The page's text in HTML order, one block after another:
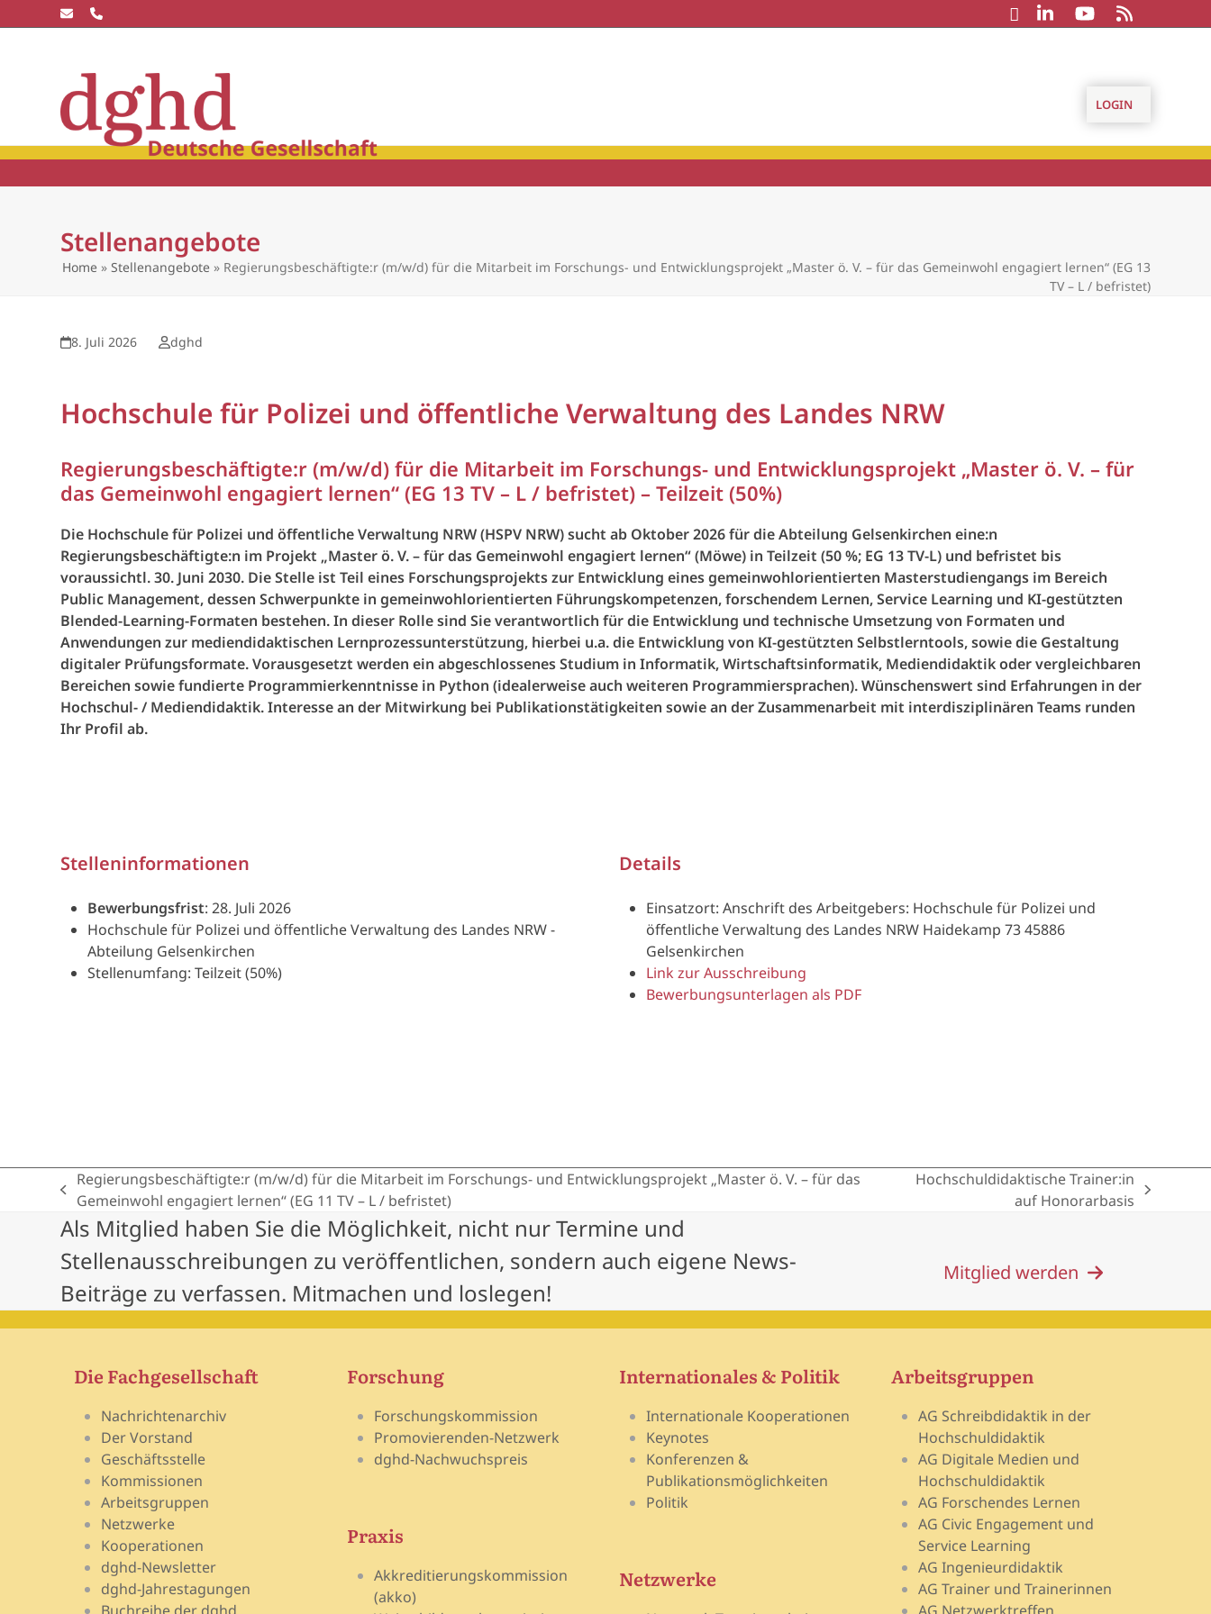
to
LOGIN
Stellenangebote
Home» Stellenangebote» Regierungsbeschäftigte:r (m/w/d) für die Mitarbeit im Forschungs- und Entwicklungsprojekt „Master ö. V. – für das Gemeinwohl engagiert lernen“ (EG 13
TV – L / befristet)
8. Juli 2026 dghd
Hochschule für Polizei und öffentliche Verwaltung des Landes NRW
Regierungsbeschäftigte:r (m/w/d) für die Mitarbeit im Forschungs- und Entwicklungsprojekt „Master ö. V. – für
das Gemeinwohl engagiert lernen“ (EG 13 TV – L / befristet) – Teilzeit (50%)
Die Hochschule für Polizei und öffentliche Verwaltung NRW (HSPV NRW) sucht ab Oktober 2026 für die Abteilung Gelsenkirchen eine:n
Regierungsbeschäftigte:n im Projekt „Master ö. V. – für das Gemeinwohl engagiert lernen“ (Möwe) in Teilzeit (50 %; EG 13 TV-L) und befristet bis
voraussichtl. 30. Juni 2030. Die Stelle ist Teil eines Forschungsprojekts zur Entwicklung eines gemeinwohlorientierten Masterstudiengangs im Bereich
Public Management, dessen Schwerpunkte in gemeinwohlorientierten Führungskompetenzen, forschendem Lernen, Service Learning und KI-gestützten
Blended-Learning-Formaten bestehen. In dieser Rolle sind Sie verantwortlich für die Entwicklung und technische Umsetzung von Formaten und
Anwendungen zur mediendidaktischen Lernprozessunterstützung, hierbei u.a. die Entwicklung von KI-gestützten Selbstlerntools, sowie die Gestaltung
digitaler Prüfungsformate. Vorausgesetzt werden ein abgeschlossenes Studium in Informatik, Wirtschaftsinformatik, Mediendidaktik oder vergleichbaren
Bereichen sowie fundierte Programmierkenntnisse in Python (idealerweise auch weiteren Programmiersprachen). Wünschenswert sind Erfahrungen in der
Hochschul- / Mediendidaktik. Interesse an der Mitwirkung bei Publikationstätigkeiten sowie an der Zusammenarbeit mit interdisziplinären Teams runden
Ihr Profil ab.
Stelleninformationen
Bewerbungsfrist: 28. Juli 2026
Hochschule für Polizei und öffentliche Verwaltung des Landes NRW -
Abteilung Gelsenkirchen
Stellenumfang: Teilzeit (50%)
Details
Einsatzort: Anschrift des Arbeitgebers: Hochschule für Polizei und
öffentliche Verwaltung des Landes NRW Haidekamp 73 45886
Gelsenkirchen
Link zur Ausschreibung
Bewerbungsunterlagen als PDF
previous
post:
Regierungsbeschäftigte:r (m/w/d) für die Mitarbeit im Forschungs- und Entwicklungsprojekt „Master ö. V. – für das
Gemeinwohl engagiert lernen“ (EG 11 TV – L / befristet)
Hochschuldidaktische Trainer:in
auf Honorarbasis
Als Mitglied haben Sie die Möglichkeit, nicht nur Termine und
Stellenausschreibungen zu veröffentlichen, sondern auch eigene News-
Beiträge zu verfassen. Mitmachen und loslegen!
Mitglied werden
Die Fachgesellschaft
Nachrichtenarchiv
Der Vorstand
Geschäftsstelle
Kommissionen
Arbeitsgruppen
Netzwerke
Kooperationen
dghd-Newsletter
dghd-Jahrestagungen
Forschung
Forschungskommission
Promovierenden-Netzwerk
dghd-Nachwuchspreis
Praxis
Akkreditierungskommission
(akko)
Internationales & Politik
Internationale Kooperationen
Keynotes
Konferenzen &
Publikationsmöglichkeiten
Politik
Netzwerke
Arbeitsgruppen
AG Schreibdidaktik in der
Hochschuldidaktik
AG Digitale Medien und
Hochschuldidaktik
AG Forschendes Lernen
AG Civic Engagement und
Service Learning
AG Ingenieurdidaktik
AG Trainer und Trainerinnen